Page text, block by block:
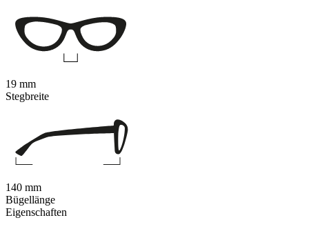
Eigenschaften
19 mm
Stegbreite
140 mm
Bügellänge